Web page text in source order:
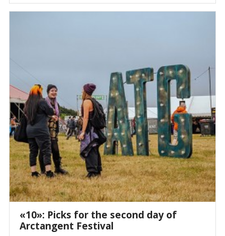
«10»: Picks for the second day of
Arctangent Festival